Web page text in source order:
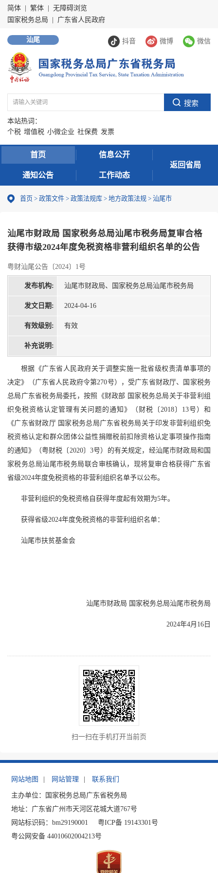
简体 繁体
无障碍浏览
国家税务总局
广东省人民政府
抖音 微博 微信
汕尾
本站热词：
个税 增值税 小微企业 社保费 发票
首页 信息公开
通知公告 工作动态
返回省局
首页 > 政策文件 > 政策法规库 > 地方政策法规 > 汕尾市
汕尾市财政局 国家税务总局汕尾市税务局复审合格
获得市级2024年度免税资格非营利组织名单的公告
粤财汕尾公告〔2024〕1号
发布机构: 汕尾市财政局、国家税务总局汕尾市税务局
发文日期: 2024-04-16
有效级别: 有效
补充说明:
根据《广东省人民政府关于调整实施一批省级权责清单事项的
决定》（广东省人民政府令第270号），受广东省财政厅、国家税务
总局广东省税务局委托，按照《财政部 国家税务总局关于非营利组
织免税资格认定管理有关问题的通知》（财税〔2018〕13号）和
《广东省财政厅 国家税务总局广东省税务局关于印发非营利组织免
税资格认定和群众团体公益性捐赠税前扣除资格认定事项操作指南
的通知》（粤财税〔2020〕3号）的有关规定，经汕尾市财政局和国
家税务总局汕尾市税务局联合审核确认，现将复审合格获得广东省
省级2024年度免税资格的非营利组织名单予以公布。
非营利组织的免税资格自获得年度起有效期为5年。
获得省级2024年度免税资格的非营利组织名单：
汕尾市扶贫基金会
汕尾市财政局 国家税务总局汕尾市税务局
2024年4月16日
扫一扫在手机打开当前页
网站地图 | 网站管理 | 联系我们
主办单位：国家税务总局广东省税务局
地址：广东省广州市天河区花城大道767号
网站标识码：bm29190001
粤ICP备 19143301号
粤公网安备 44010602004213号